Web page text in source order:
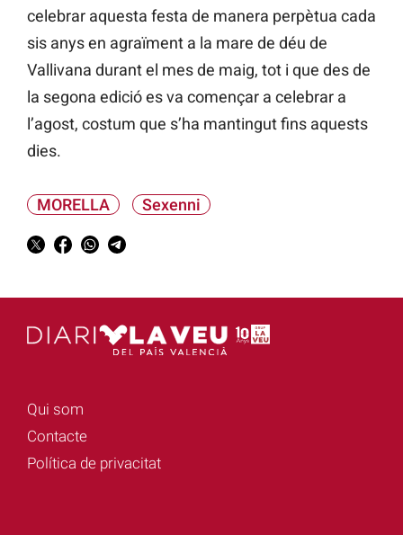
celebrar aquesta festa de manera perpètua cada
sis anys en agraïment a la mare de déu de
Vallivana durant el mes de maig, tot i que des de
la segona edició es va començar a celebrar a
l’agost, costum que s’ha mantingut fins aquests
dies.
MORELLA Sexenni
Qui som
Contacte
Política de privacitat